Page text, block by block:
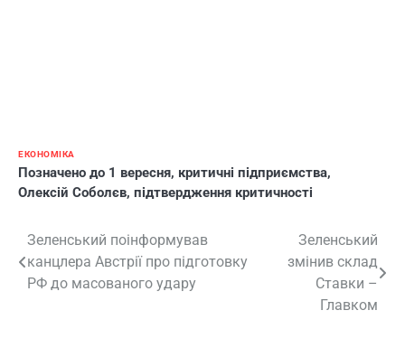
ЕКОНОМІКА
Позначено до 1 вересня, критичні підприємства,
Олексій Соболєв, підтвердження критичності
Навігація
записів
Зеленський поінформував
канцлера Австрії про підготовку
РФ до масованого удару
Зеленський
змінив склад
Ставки –
Главком